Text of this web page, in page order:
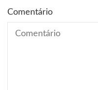
Comentário